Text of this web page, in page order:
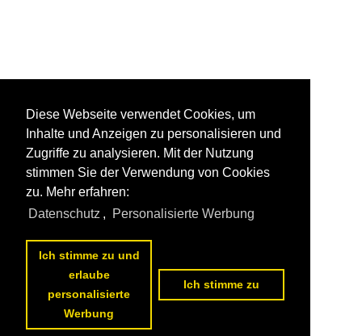
Diese Webseite verwendet Cookies, um
Inhalte und Anzeigen zu personalisieren und
Zugriffe zu analysieren. Mit der Nutzung
stimmen Sie der Verwendung von Cookies
zu. Mehr erfahren:
Datenschutz , Personalisierte Werbung
Ich stimme zu und
erlaube
personalisierte
Werbung
Ich stimme zu